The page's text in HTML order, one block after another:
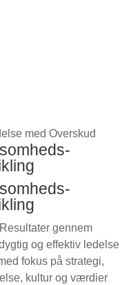
Resultater gennem
og effektiv ledelse
fokus på strategi,
kultur og værdier